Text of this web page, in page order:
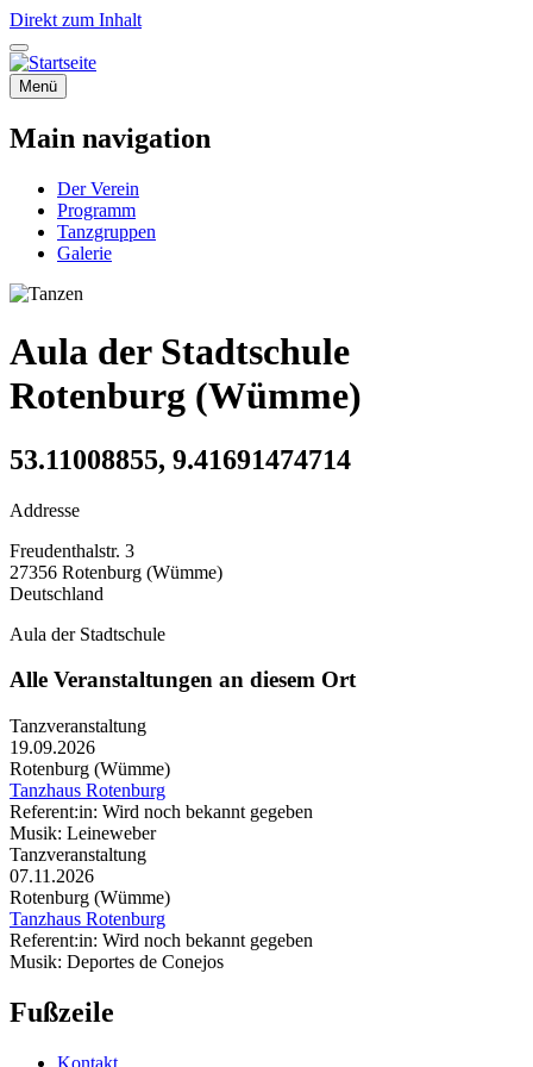
Direkt zum Inhalt
Menü
Main navigation
Der Verein
Programm
Tanzgruppen
Galerie
Aula der Stadtschule
Rotenburg (Wümme)
53.11008855, 9.41691474714
Addresse
Freudenthalstr. 3
27356 Rotenburg (Wümme)
Deutschland
Aula der Stadtschule
Alle Veranstaltungen an diesem Ort
Tanzveranstaltung
19.09.2026
Rotenburg (Wümme)
Tanzhaus Rotenburg
Referent:in: Wird noch bekannt gegeben
Musik: Leineweber
Tanzveranstaltung
07.11.2026
Rotenburg (Wümme)
Tanzhaus Rotenburg
Referent:in: Wird noch bekannt gegeben
Musik: Deportes de Conejos
Fußzeile
Kontakt